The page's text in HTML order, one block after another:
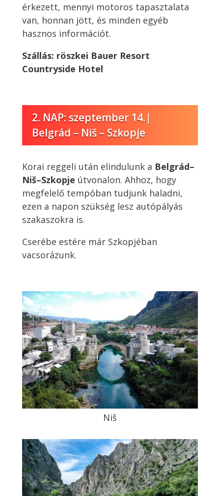
érkezett, mennyi motoros tapasztalata
van, honnan jött, és minden egyéb
hasznos információt.
Szállás: röszkei Bauer Resort
Countryside Hotel
2. NAP: szeptember 14.|
Belgrád – Niš – Szkopje
Korai reggeli után elindulunk a Belgrád–
Niš–Szkopje útvonalon. Ahhoz, hogy
megfelelő tempóban tudjunk haladni,
ezen a napon szükség lesz autópályás
szakaszokra is.
Cserébe estére már Szkopjéban
vacsorázunk.
Niš